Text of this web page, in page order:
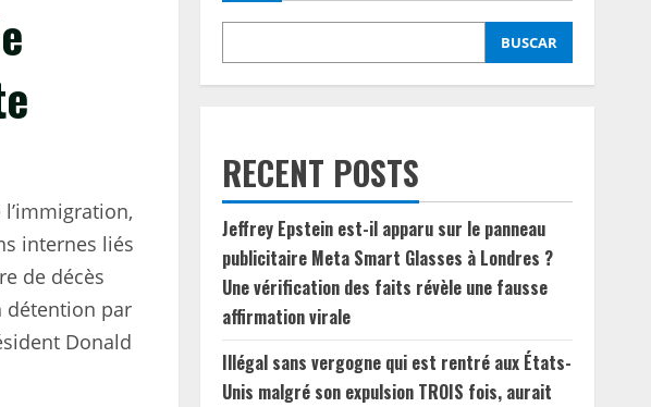
internes liés
de décès
détention par
Donald
BUSCAR
RECENT POSTS
Jeffrey Epstein est-il apparu sur le panneau
publicitaire Meta Smart Glasses à Londres ?
Une vérification des faits révèle une fausse
affirmation virale
Illégal sans vergogne qui est rentré aux États-
Unis malgré son expulsion TROIS fois, aurait